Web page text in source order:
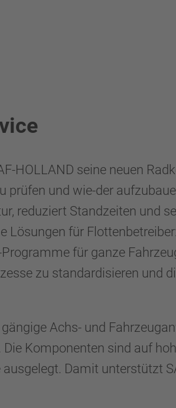
HOLLAND seine neuen
prüfen und wie-der
reduziert Standzeiten und
Lösungen für
für ganze
zu standardisieren und
Achs- und
Die Komponenten sind auf
Damit unterstützt